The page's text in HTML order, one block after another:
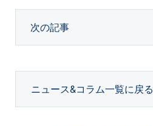
次の記事
ニュース&コラム一覧に戻る